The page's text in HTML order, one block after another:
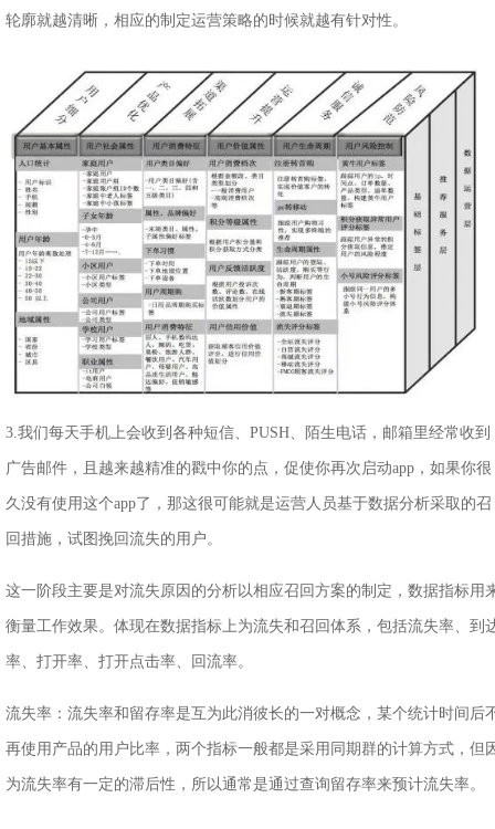
轮廓就越清晰，相应的制定运营策略的时候就越有针对性。
3.我们每天手机上会收到各种短信、PUSH、陌生电话，邮箱里经常收到
广告邮件，且越来越精准的戳中你的点，促使你再次启动app，如果你很
久没有使用这个app了，那这很可能就是运营人员基于数据分析采取的召
回措施，试图挽回流失的用户。
这一阶段主要是对流失原因的分析以相应召回方案的制定，数据指标用
衡量工作效果。体现在数据指标上为流失和召回体系，包括流失率、到
率、打开率、打开点击率、回流率。
流失率：流失率和留存率是互为此消彼长的一对概念，某个统计时间后
再使用产品的用户比率，两个指标一般都是采用同期群的计算方式，但
为流失率有一定的滞后性，所以通常是通过查询留存率来预计流失率。